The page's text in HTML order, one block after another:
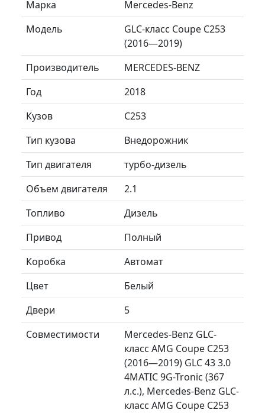
Марка
Mercedes-Benz
Модель
GLC-класс Coupe C253
(2016—2019)
Производитель
MERCEDES-BENZ
Год
2018
Кузов
C253
Тип кузова
Внедорожник
Тип двигателя
турбо-дизель
Объем двигателя
2.1
Топливо
Дизель
Привод
Полный
Коробка
Автомат
Цвет
Белый
Двери
5
Совместимости
Mercedes-Benz GLC-
класс AMG Coupe C253
(2016—2019) GLC 43 3.0
4MATIC 9G-Tronic (367
л.с.), Mercedes-Benz GLC-
класс AMG Coupe C253